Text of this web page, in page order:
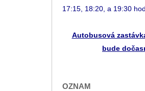
17:15, 18:20, a 19:30
Autobusová
bude
OZNAM